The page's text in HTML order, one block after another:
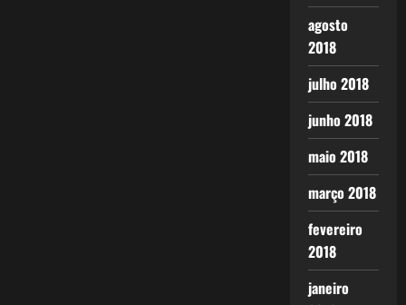
agosto
2018
julho 2018
junho 2018
maio 2018
março 2018
fevereiro
2018
janeiro